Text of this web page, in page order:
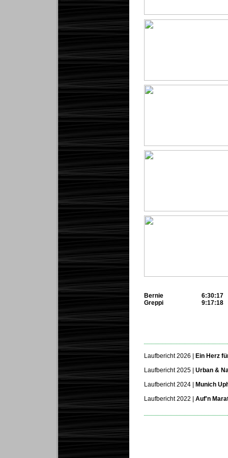
Bernie
Greppi
6:30:17
9:17:18
Laufbericht 2026 |
Ein Herz
Laufbericht 2025 |
Urban &
Laufbericht 2024 |
Munich
Laufbericht 2022 |
Auf'n